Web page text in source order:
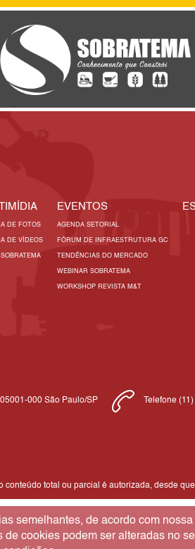
DE FOTOS
DE VÍDEOS
EVENTOS
AGENDA SETORIAL
FÓRUM DE INFRAESTRUTURA GC
TENDÊNCIAS DO MERCADO
WEBINAR SOBRATEMA
WORKSHOP REVISTA M&T
000 São Paulo/SP Telefone
conteúdo total ou parcial é autorizada, desde
semelhantes, de acordo com nossa
cookies podem ser alteradas no